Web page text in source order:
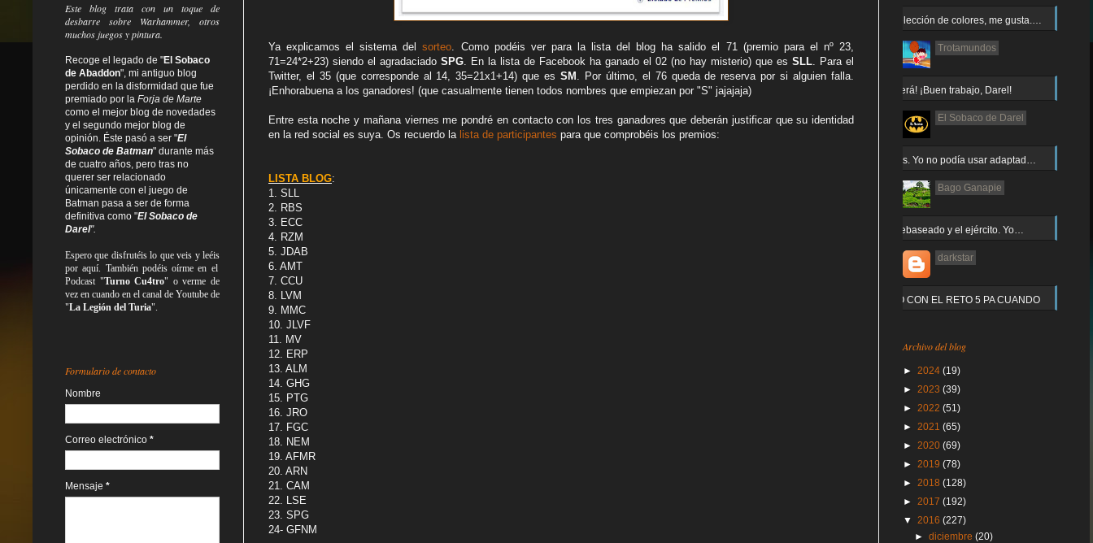
Ya explicamos el sistema delsorteo. Como podéis ver para la lista del blog ha salido el 71 (premio para el nº 23,
71=24*2+23) siendo el agradaciado SPG. En la lista de Facebook ha ganado el 02 (no hay misterio) que es SLL. Para el
Twitter, el 35 (que corresponde al 14, 35=21x1+14) que esSM . Por último, el 76 queda de reserva por si alguien falla.
¡Enhorabuena a los ganadores! (que casualmente tienen todos nombres que empiezan por "S" jajajaja)
Entre esta noche y mañana viernes me pondré en contacto con los tres ganadores que deberán justificar que su identidad
en la red social es suya. Os recuerdo la lista de participantes para que comprobéis los premios:
LISTA BLOG:
1. SLL
2. RBS
3. ECC
4. RZM
5. JDAB
6. AMT
7. CCU
8. LVM
9. MMC
10. JLVF
11. MV
12. ERP
13. ALM
14. GHG
15. PTG
16. JRO
17. FGC
18. NEM
19. AFMR
20. ARN
21. CAM
22. LSE
23. SPG
24- GFNM
Este blog trata con un toque de
desbarre sobre Warhammer, otros
muchos juegos y pintura.
Recoge el legado de "El Sobaco
de Abaddon", mi antiguo blog
perdido en la disformidad que fue
premiado por la Forja de Marte
como el mejor blog de novedades
y el segundo mejor blog de
opinión. Éste pasó a ser "El
Sobaco de Batman" durante más
de cuatro años, pero tras no
querer ser relacionado
únicamente con el juego de
Batman pasa a ser de forma
definitiva como "El Sobaco de
Darel".
Espero que disfrutéis lo queveis yleéis
por aquí. También podéis oírme en el
Podcast "Turno Cu4tro" o verme de
vez en cuando en el canal de Youtube de
"La Legión del Turia".
Formulario de contacto
Nombre
Correo electrónico *
Mensaje *
Muy buena elección de colores, me gusta.…
Trotamundos
¡Arnor no caerá! ¡Buen trabajo, Darel!
El Sobaco de Darel
Jajaja gracias. Yo no podía usar adaptad…
Bago Ganapie
Increíble el rebaseado y el ejército. Yo…
darkstar
Y QUE PASO CON EL RETO 5 PA CUANDO
Archivo del blog
► 2024 (19)
► 2023 (39)
► 2022 (51)
► 2021 (65)
► 2020 (69)
► 2019 (78)
► 2018 (128)
► 2017 (192)
▼ 2016 (227)
►diciembre(20)